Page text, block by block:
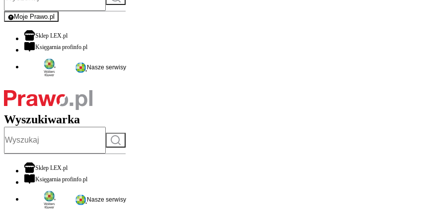
Moje Prawo.pl
- rejestracja i logowanie do serwisu
Sklep LEX.plotwiera się w nowej karcie
Księgarnia profinfo.plotwiera się w nowej karcie
Nasze serwisy
Wyszukiwarka
Szukaj
Sklep LEX.plotwiera się w nowej karcie
Księgarnia profinfo.plotwiera się w nowej karcie
Nasze serwisy